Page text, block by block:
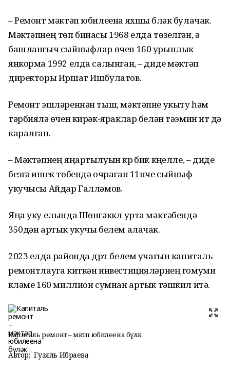
– Ремонт мәктәп юбилеена яхшы бүләк булачак.
Мәктәпнең төп бинасы 1968 елда төзелгән, ә
башлангыч сыйныфлар өчен 160 урынлык
янкорма 1992 елда салынган, – диде мәктәп
директоры Иршат Ишбулатов.
Ремонт эшләреннән тыш, мәктәпне укыту һәм
тәрбияләү өчен кирәк-яраклар белән тәэмин итү дә
каралган.
– Мәктәпнең яңартылуын күрү бик күңелле, – диде
безгә ишек төбендә очраган 11нче сыйныф
укучысы Айдар Галләмов.
Яңа уку елында Шөнгәккүл урта мәктәбендә
350дән артык укучы белем алачак.
2023 елда районда дүрт белем учагын капиталь
ремонтлауга киткән инвестицияләрнең гомуми
күләме 160 миллион сумнан артык тәшкил итә.
Капиталь ремонт – мәктәп юбилеена бүләк
Автор: Гузяль Ибраева